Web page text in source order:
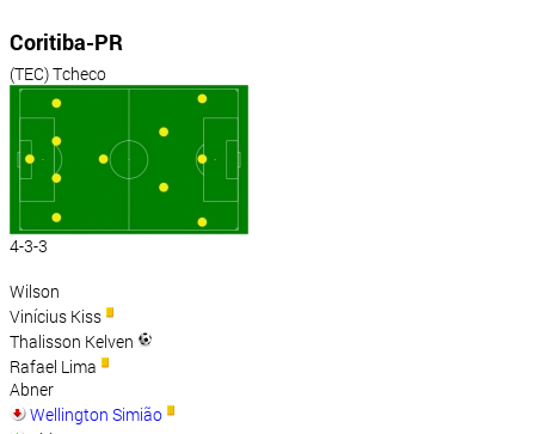
Coritiba-PR
(TEC) Tcheco
4-3-3
Wilson
Vinícius Kiss
Thalisson Kelven
Rafael Lima
Abner
Wellington Simião